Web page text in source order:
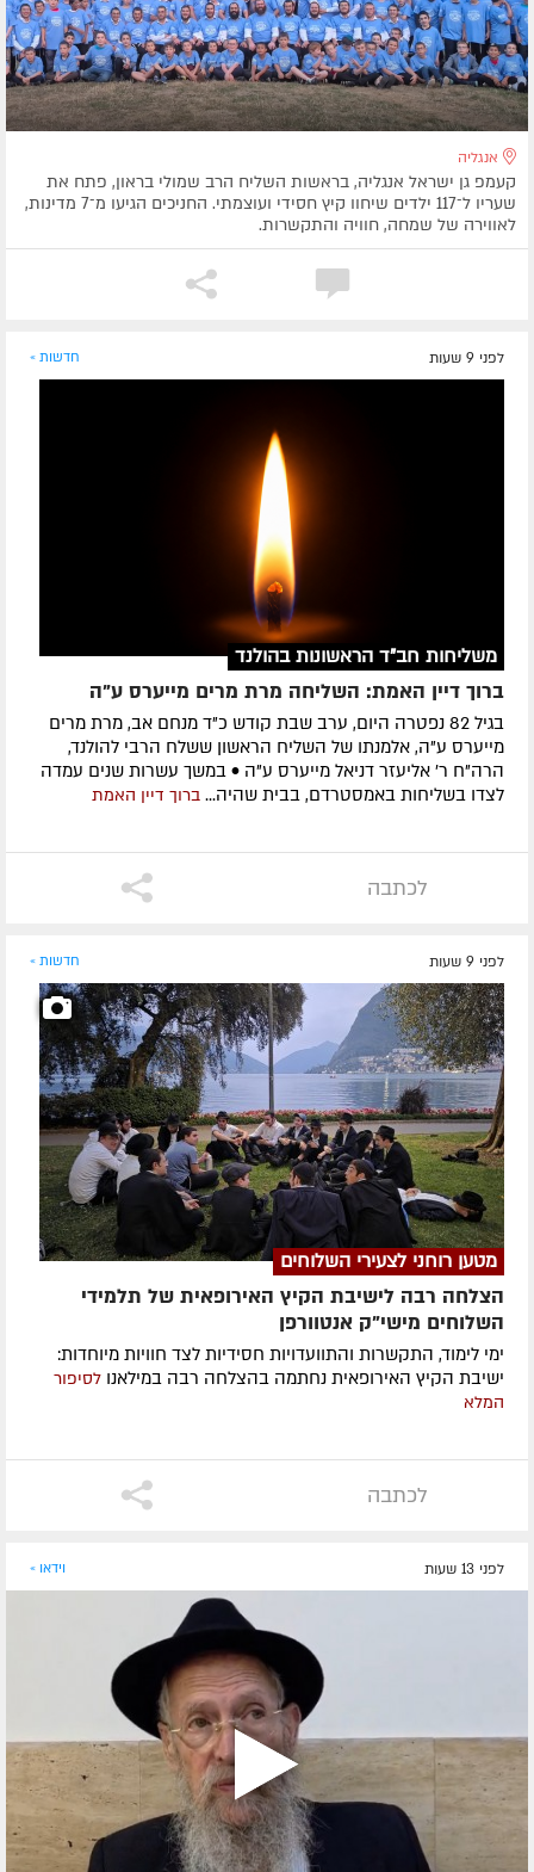
אנגליה
קעמפ גן ישראל אנגליה, בראשות השליח הרב שמולי בראון, פתח את
שעריו ל־117 ילדים שיחוו קיץ חסידי ועוצמתי. החניכים הגיעו מ־7 מדינות,
לאווירה של שמחה, חוויה והתקשרות.
לפני 9 שעות חדשות »
משליחות חב"ד הראשונות בהולנד
ברוך דיין האמת: השליחה מרת מרים מייערס ע"ה
בגיל 82 נפטרה היום, ערב שבת קודש כ"ד מנחם אב, מרת מרים
מייערס ע"ה, אלמנתו של השליח הראשון ששלח הרבי להולנד,
הרה"ח ר' אליעזר דניאל מייערס ע"ה • במשך עשרות שנים עמדה
לצדו בשליחות באמסטרדם, בבית שהיה... ברוך דיין האמת
לכתבה
לפני 9 שעות חדשות »
מטען רוחני לצעירי השלוחים
הצלחה רבה לישיבת הקיץ האירופאית של תלמידי
השלוחים מישי"ק אנטוורפן
ימי לימוד, התקשרות והתוועדויות חסידיות לצד חוויות מיוחדות:
ישיבת הקיץ האירופאית נחתמה בהצלחה רבה במילאנו לסיפור
המלא
לכתבה
לפני 13 שעות וידאו »